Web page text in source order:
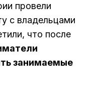
провели
с владельцами
что после
занимаемые